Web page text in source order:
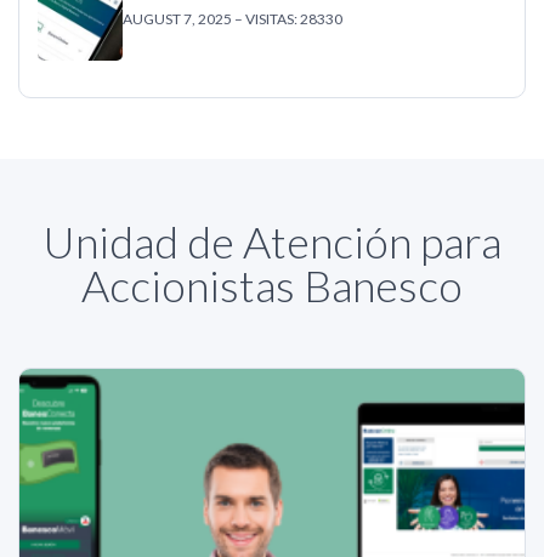
AUGUST 7, 2025 – VISITAS: 28330
Unidad de Atención para
Accionistas Banesco